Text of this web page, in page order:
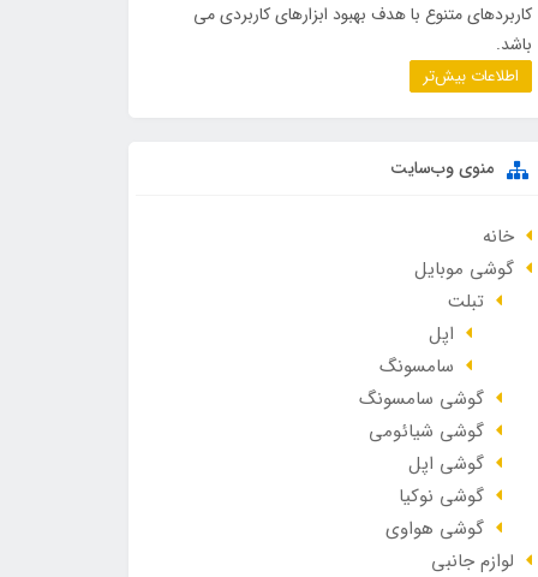
کاربردهای متنوع با هدف بهبود ابزارهای کاربردی می
باشد.
اطلاعات بیش‌تر
منوی وب‌سایت
خانه
گوشی موبایل
تبلت
اپل
سامسونگ
گوشی سامسونگ
گوشی شیائومی
گوشی اپل
گوشی نوکیا
گوشی هواوی
لوازم جانبی